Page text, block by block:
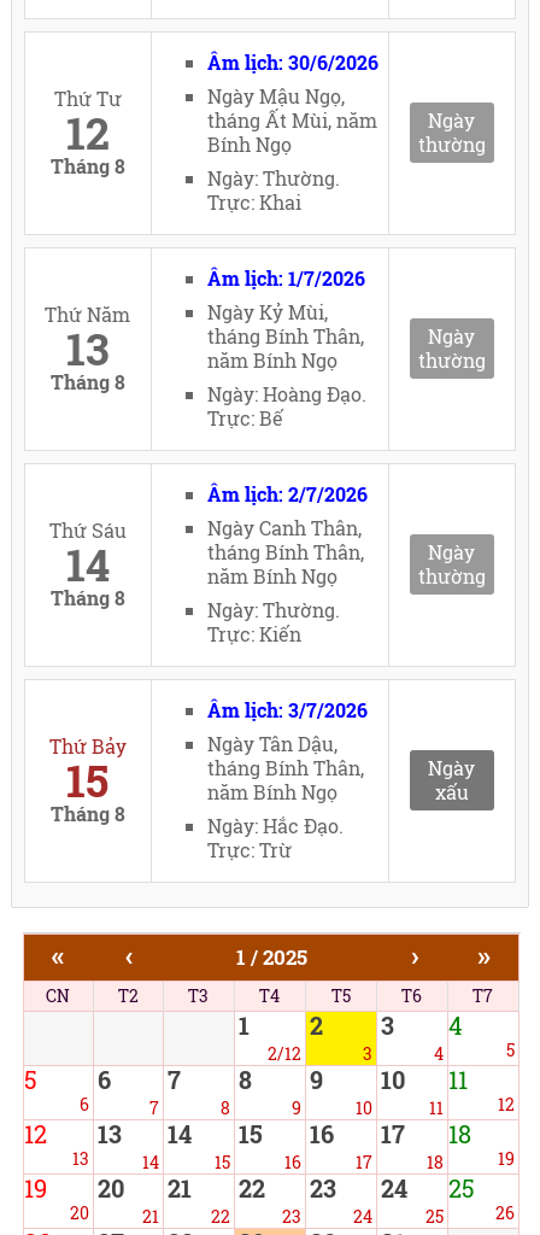
Thứ Tư
12
Tháng 8
Âm lịch: 30/6/2026
Ngày Mậu Ngọ,
tháng Ất Mùi, năm
Bính Ngọ
Ngày: Thường.
Trực: Khai
Ngày
thường
Thứ Năm
13
Tháng 8
Âm lịch: 1/7/2026
Ngày Kỷ Mùi,
tháng Bính Thân,
năm Bính Ngọ
Ngày: Hoàng Đạo.
Trực: Bế
Ngày
thường
Thứ Sáu
14
Tháng 8
Âm lịch: 2/7/2026
Ngày Canh Thân,
tháng Bính Thân,
năm Bính Ngọ
Ngày: Thường.
Trực: Kiến
Ngày
thường
Thứ Bảy
15
Tháng 8
Âm lịch: 3/7/2026
Ngày Tân Dậu,
tháng Bính Thân,
năm Bính Ngọ
Ngày: Hắc Đạo.
Trực: Trừ
Ngày
xấu
« ‹ 1 / 2025 › »
CN T2 T3 T4 T5 T6 T7
1
2/12
2
3
3
4
4
5
5
6
6
7
7
8
8
9
9
10
10
11
11
12
12
13
13
14
14
15
15
16
16
17
17
18
18
19
19
20
20
21
21
22
22
23
23
24
24
25
25
26